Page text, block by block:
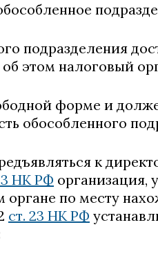
подразделения
этом налоговый
форме и
обособленного
к
НК РФ организация,
органе по месту
ст. 23 НК РФ